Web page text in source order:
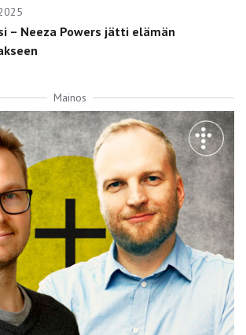
– Neeza Powers jätti elämän
Mainos